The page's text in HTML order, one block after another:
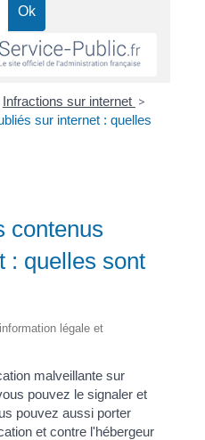
Infractions sur internet >
sur internet : quelles
contenus
: quelles sont
légale et
malveillante sur
pouvez le signaler et
pouvez aussi porter
et contre l'hébergeur